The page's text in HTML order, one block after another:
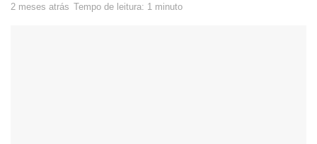
2 meses atrás Tempo de leitura: 1 minuto